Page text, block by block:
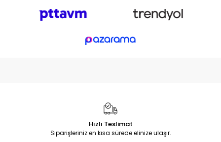
Hızlı Teslimat
Siparişleriniz en kısa sürede elinize ulaşır.